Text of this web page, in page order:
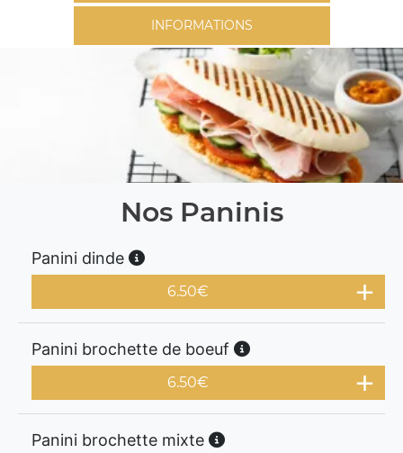
INFORMATIONS
Nos Paninis
Panini dinde
6.50€
Panini brochette de boeuf
6.50€
Panini brochette mixte